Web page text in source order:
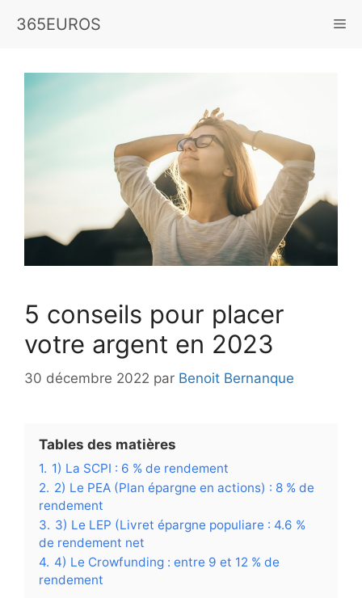
365EUROS
5 conseils pour placer
votre argent en 2023
30 décembre 2022 par Benoit Bernanque
Tables des matières
1. 1) La SCPI : 6 % de rendement
2. 2) Le PEA (Plan épargne en actions) : 8 % de
rendement
3. 3) Le LEP (Livret épargne populiare : 4.6 %
de rendement net
4. 4) Le Crowfunding : entre 9 et 12 % de
rendement